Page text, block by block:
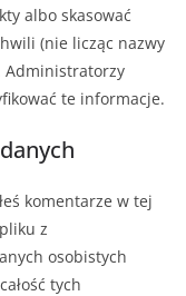
albo skasować
(nie licząc nazwy
Administratorzy
te informacje.
komentarze w tej
z
osobistych
tych